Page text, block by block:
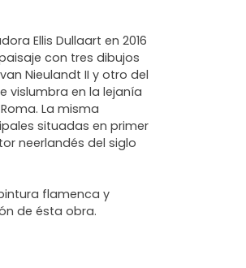
Ellis Dullaart en 2016
con tres dibujos
Nieulandt II y otro del
vislumbra en la lejanía
La misma
situadas en primer
neerlandés del siglo
flamenca y
de ésta obra.